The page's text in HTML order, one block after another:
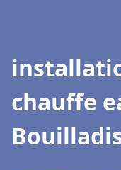
chauffe